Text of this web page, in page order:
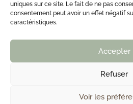
uniques sur ce site. Le fait de ne pas
consentement peut avoir un effet négatif
caractéristiques.
Accepter
Refuser
Voir les
514-
Clinique d'Esthétique